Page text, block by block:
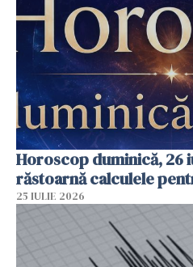
Horoscop duminică, 26
răstoarnă calculele
25 IULIE 2026